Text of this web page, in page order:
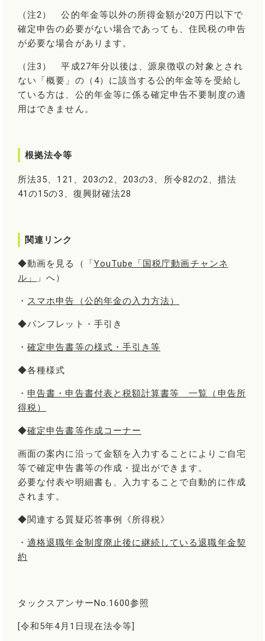
（注2） 公的年金等以外の所得金額が20万円以下で
確定申告の必要がない場合であっても、住民税の申告
が必要な場合があります。
（注3） 平成27年分以後は、源泉徴収の対象とされ
ない「概要」の（4）に該当する公的年金等を受給し
ている方は、公的年金等に係る確定申告不要制度の適
用はできません。
根拠法令等
所法35、121、203の2、203の3、所令82の2、措法
41の15の3、復興財確法28
関連リンク
◆動画を見る（「 YouTube「国税庁動画チャンネ
ル」
」へ）
・ スマホ申告（公的年金の入力方法）
◆パンフレット・手引き
・確定申告書等の様式・手引き等
◆各種様式
・ 申告書・申告書付表と税額計算書等 一覧（申告所
得税）
◆確定申告書等作成コーナー
画面の案内に沿って金額を入力することによりご自宅
等で確定申告書等の作成・提出ができます。
必要な付表や明細書も、入力することで自動的に作成
されます。
◆関連する質疑応答事例《所得税》
・適格退職年金制度廃止後に継続している退職年金契
約
タックスアンサーNo.1600参照
[令和5年4月1日現在法令等]